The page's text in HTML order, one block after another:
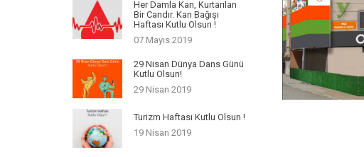
Her Damla Kan, Kurtarılan
Bir Candır. Kan Bağışı
Haftası Kutlu Olsun !
07 Mayıs 2019
29 Nisan Dünya Dans Günü
Kutlu Olsun!
29 Nisan 2019
Turizm Haftası Kutlu Olsun !
19 Nisan 2019